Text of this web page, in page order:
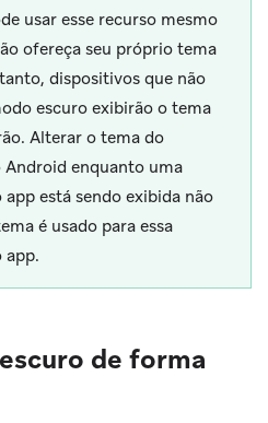
usar esse recurso mesmo
ofereça seu próprio tema
dispositivos que não
escuro exibirão o tema
Alterar o tema do
enquanto uma
app está sendo exibida não
é usado para essa
app.
de forma